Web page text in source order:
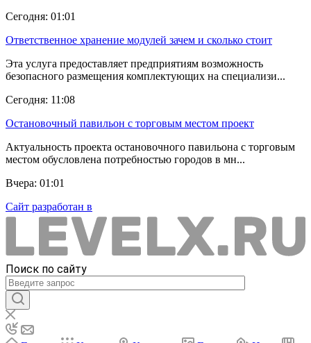
Сегодня: 01:01
Ответственное хранение модулей зачем и сколько стоит
Эта услуга предоставляет предприятиям возможность
безопасного размещения комплектующих на специализи...
Сегодня: 11:08
Остановочный павильон с торговым местом проект
Актуальность проекта остановочного павильона с торговым
местом обусловлена потребностью городов в мн...
Вчера: 01:01
Сайт разработан в
Поиск по сайту